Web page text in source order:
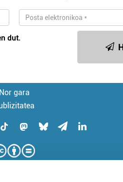
dut.
Nor gara